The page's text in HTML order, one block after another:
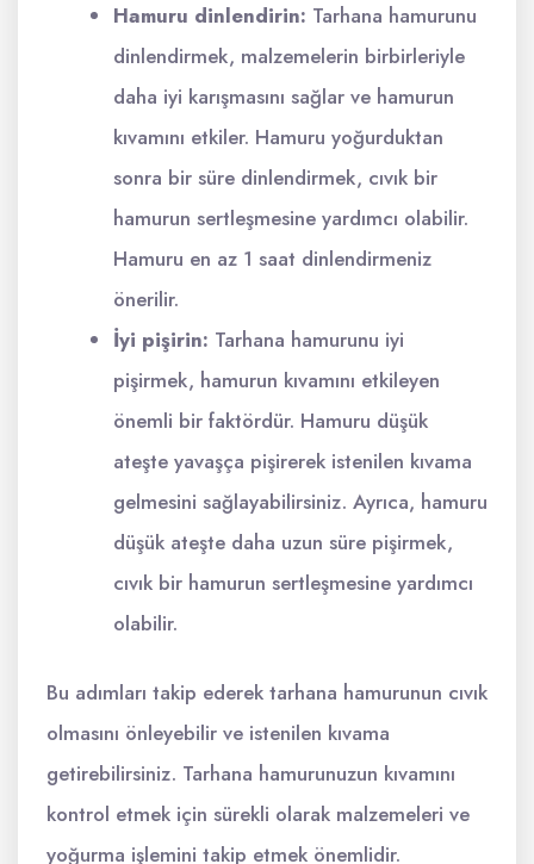
Hamuru dinlendirin: Tarhana hamurunu
dinlendirmek, malzemelerin birbirleriyle
daha iyi karışmasını sağlar ve hamurun
kıvamını etkiler. Hamuru yoğurduktan
sonra bir süre dinlendirmek, cıvık bir
hamurun sertleşmesine yardımcı olabilir.
Hamuru en az 1 saat dinlendirmeniz
önerilir.
İyi pişirin: Tarhana hamurunu iyi
pişirmek, hamurun kıvamını etkileyen
önemli bir faktördür. Hamuru düşük
ateşte yavaşça pişirerek istenilen kıvama
gelmesini sağlayabilirsiniz. Ayrıca, hamuru
düşük ateşte daha uzun süre pişirmek,
cıvık bir hamurun sertleşmesine yardımcı
olabilir.
Bu adımları takip ederek tarhana hamurunun cıvık
olmasını önleyebilir ve istenilen kıvama
getirebilirsiniz. Tarhana hamurunuzun kıvamını
kontrol etmek için sürekli olarak malzemeleri ve
yoğurma işlemini takip etmek önemlidir.